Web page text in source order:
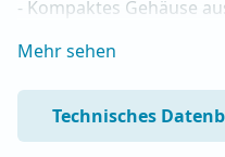
- Kompaktes Gehäuse
- Direkter Inline-Einbau
- Maximaler
- Für Dauerbetrieb mit
- Integrierte Halterung
Mehr sehen
Technisches